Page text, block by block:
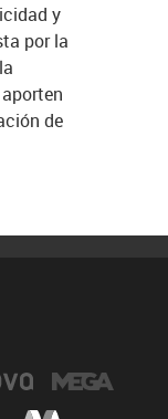
y
por la
de